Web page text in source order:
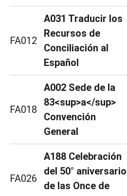
FA012
A031 Traducir los
Recursos de
Conciliación al
Español
FA018
A002 Sede de la
83<sup>a</sup>
Convención
General
FA026
A188 Celebración
del 50° aniversario
de las Once de